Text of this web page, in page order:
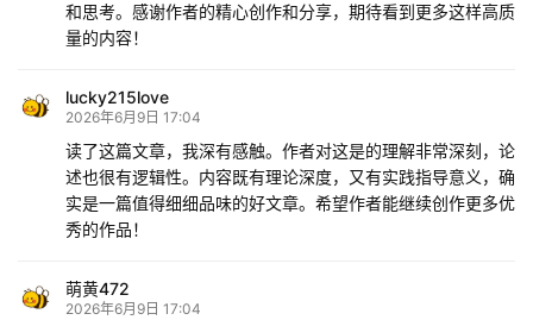
和思考。感谢作者的精心创作和分享，期待看到更多这样高质
量的内容！
lucky215love
2026年6月9日 17:04
读了这篇文章，我深有感触。作者对这是的理解非常深刻，论
述也很有逻辑性。内容既有理论深度，又有实践指导意义，确
实是一篇值得细细品味的好文章。希望作者能继续创作更多优
秀的作品！
萌黄472
2026年6月9日 17:04